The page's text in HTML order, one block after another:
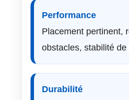
Performance
Placement pertinent,
obstacles, stabilité de
Durabilité